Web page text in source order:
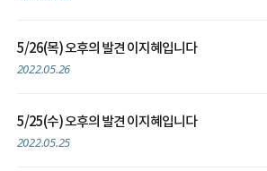
5/26(목) 오후의 발견 이지혜입니다
2022.05.26
5/25(수) 오후의 발견 이지혜입니다
2022.05.25